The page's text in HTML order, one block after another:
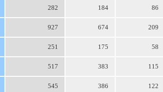
282 184 86
927 674 209
251 175 58
517 383 115
545 386 122